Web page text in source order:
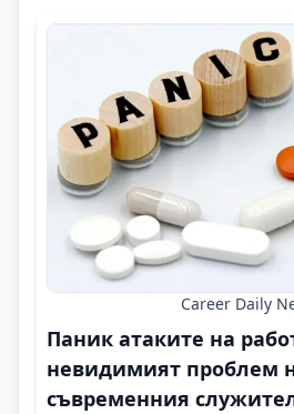
Career Daily
Паник атаките на
невидимият проблем
съвременния